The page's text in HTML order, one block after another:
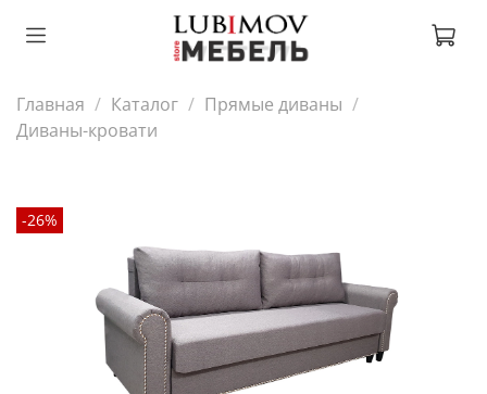
Главная Каталог
Прямые диваны
Диваны-кровати
-26%